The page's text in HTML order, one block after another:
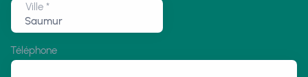
Ville *
Téléphone